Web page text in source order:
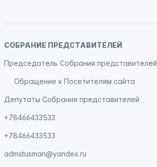
СОБРАНИЕ ПРЕДСТАВИТЕЛЕЙ
Председатель Собрания представителей
Обращение к Посетителям сайта
Депутаты Собрания представителей
+78466433533
+78466433533
admstusman@yandex.ru